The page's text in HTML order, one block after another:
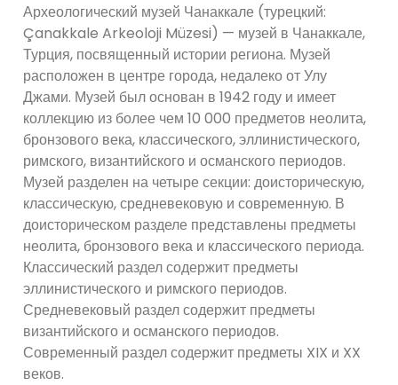
Археологический музей Чанаккале (турецкий:
Çanakkale Arkeoloji Müzesi) — музей в Чанаккале,
Турция, посвященный истории региона. Музей
расположен в центре города, недалеко от Улу
Джами. Музей был основан в 1942 году и имеет
коллекцию из более чем 10 000 предметов неолита,
бронзового века, классического, эллинистического,
римского, византийского и османского периодов.
Музей разделен на четыре секции: доисторическую,
классическую, средневековую и современную. В
доисторическом разделе представлены предметы
неолита, бронзового века и классического периода.
Классический раздел содержит предметы
эллинистического и римского периодов.
Средневековый раздел содержит предметы
византийского и османского периодов.
Современный раздел содержит предметы XIX и XX
веков.